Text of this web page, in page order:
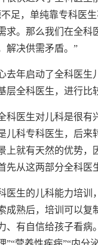
足，单纯靠专科医
求。那么我们在全科
解决供需矛盾。”
去年启动了全科医生
层全科医生，进行比
科医生对儿科是很有
儿科专科医生，后来
上就有天然的优势，
先从这两部分全科医
医生的儿科能力培训
成熟后，培训可以复
、有自信给孩子看病